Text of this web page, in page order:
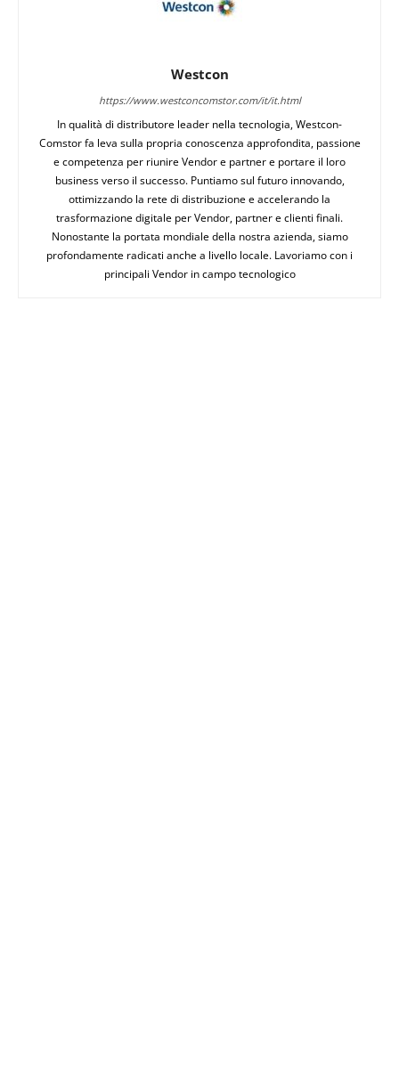
Westcon
https://www.westconcomstor.com/it/it.html
In qualità di distributore leader nella tecnologia, Westcon-
Comstor fa leva sulla propria conoscenza approfondita, passione
e competenza per riunire Vendor e partner e portare il loro
business verso il successo. Puntiamo sul futuro innovando,
ottimizzando la rete di distribuzione e accelerando la
trasformazione digitale per Vendor, partner e clienti finali.
Nonostante la portata mondiale della nostra azienda, siamo
profondamente radicati anche a livello locale. Lavoriamo con i
principali Vendor in campo tecnologico